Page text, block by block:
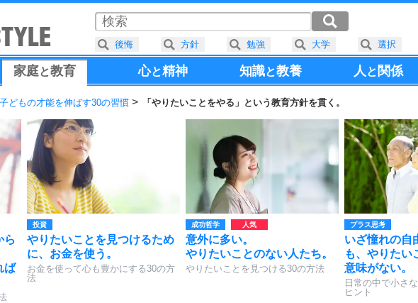
家庭と教育 心と精神 知識と教養 人と 関係
子どもの才能を伸ばす30の習慣 「やりたいことをやる」という教育方針を貫く。
ら
ば
投資
やりたいことを見つけるため
に、お金を使う。
お金を使って心も豊かにする30の方
法
成功哲学
意外に多い。
やりたいことのない人たち。
やりたいことを見つける30の方法
プラス思考
いざ憧れの自
も、やりたい
意味がない。
日常の中で小さ
ヒント
後悔 方針 勉強 大学 選択